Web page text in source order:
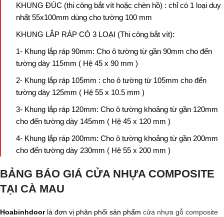
KHUNG ĐÚC (thi công bắt vít hoặc chèn hồ) : chỉ có 1 loại duy
nhất 55x100mm dùng cho tường 100 mm
KHUNG LẮP RÁP CÓ 3 LOẠI (Thi công bắt vít):
1- Khung lắp ráp 90mm: Cho ô tường từ gần 90mm cho đến
tường dày 115mm ( Hệ 45 x 90 mm )
2- Khung lắp ráp 105mm : cho ô tường từ 105mm cho đến
tường dày 125mm ( Hệ 55 x 10.5 mm )
3- Khung lắp ráp 120mm: Cho ô tường khoảng từ gần 120mm
cho đến tường dày 145mm ( Hệ 45 x 120 mm )
4- Khung lắp ráp 200mm: Cho ô tường khoảng từ gần 200mm
cho đến tường dày 230mm ( Hệ 55 x 200 mm )
BẢNG BÁO GIÁ CỬA NHỰA COMPOSITE
TẠI CÀ MAU
Hoabinhdoorlà đơn vị phân phối sản phẩm cửa nhựa gỗ composite